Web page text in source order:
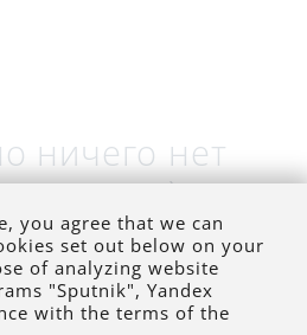
ничего нет
время)
you agree that we can
set out below on your
of analyzing website
"Sputnik", Yandex
with the terms of the